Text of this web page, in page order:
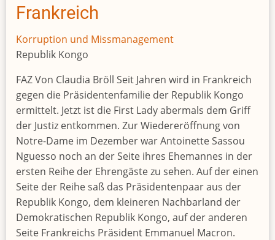
Präsident
Frankreich
Korruption und Missmanagement
Republik Kongo
FAZ Von Claudia Bröll Seit Jahren wird in Frankreich
gegen die Präsidentenfamilie der Republik Kongo
ermittelt. Jetzt ist die First Lady abermals dem Griff
der Justiz entkommen. Zur Wiedereröffnung von
Notre-Dame im Dezember war Antoinette Sassou
Nguesso noch an der Seite ihres Ehemannes in der
ersten Reihe der Ehrengäste zu sehen. Auf der einen
Seite der Reihe saß das Präsidentenpaar aus der
Republik Kongo, dem kleineren Nachbarland der
Demokratischen Republik Kongo, auf der anderen
Seite Frankreichs Präsident Emmanuel Macron.